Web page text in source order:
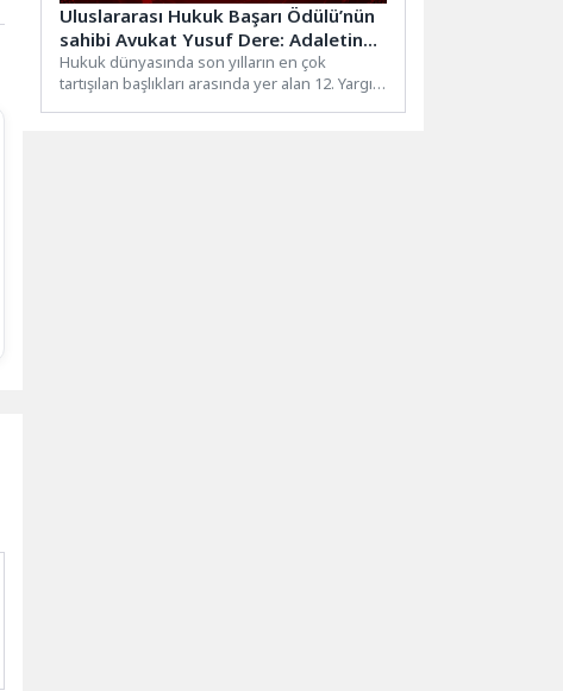
Uluslararası Hukuk Başarı Ödülü’nün
sahibi Avukat Yusuf Dere: Adaletin
gücü, hukukun kurallarına sadakatle
ölçülür
Hukuk dünyasında son yılların en çok
tartışılan başlıkları arasında yer alan 12. Yargı